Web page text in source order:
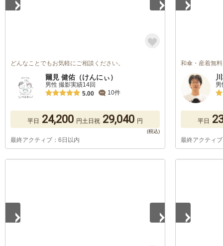
どんなことでもお気軽にご相談ください。
爾見 健佑（けんにぃ）
男性 撮影実績14回
5.00
10件
平日 24,200 円土日祝 29,040 円
最終アクティブ：6日以内
和傘・産着無
平日
最終アクティ